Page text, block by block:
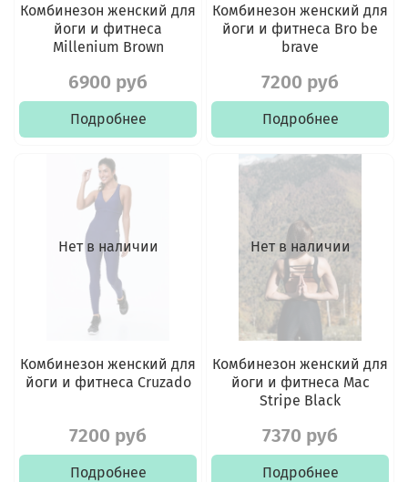
Комбинезон женский для
йоги и фитнеса
Millenium Brown
6900 руб
Подробнее
Комбинезон женский для
йоги и фитнеса Bro be
brave
7200 руб
Подробнее
Нет в наличии
Комбинезон женский для
йоги и фитнеса Cruzado
7200 руб
Подробнее
Нет в наличии
Комбинезон женский для
йоги и фитнеса Mac
Stripe Black
7370 руб
Подробнее